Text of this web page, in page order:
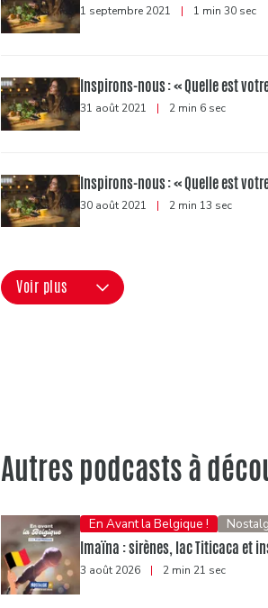
1 septembre 2021 | 1 min 30 sec
Inspirons-nous : « Quelle est
31 août 2021 | 2 min 6 sec
Inspirons-nous : « Quelle est
30 août 2021 | 2 min 13 sec
Voir plus
Autres podcasts à
En Avant la Belgique !
Imaïna : sirènes, lac Titicaca et
3 août 2026 | 2 min 21 sec